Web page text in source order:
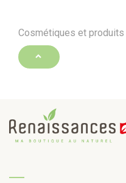
Cosmétiques et